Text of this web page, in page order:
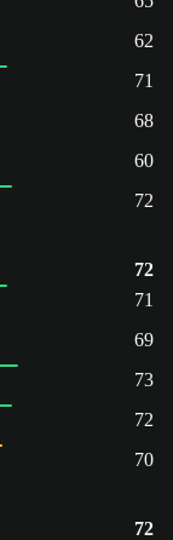
62
71
68
60
72
72
71
69
73
72
70
72